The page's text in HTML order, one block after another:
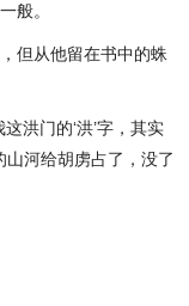
般。
但从他留在书中的蛛
洪门的‘洪’字，其实
山河给胡虏占了，没了